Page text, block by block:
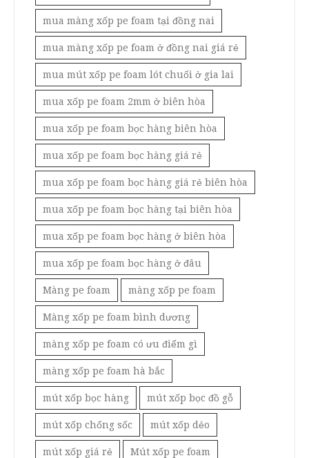
mua màng xốp pe foam tại đồng nai
mua màng xốp pe foam ở đồng nai giá rẻ
mua mút xốp pe foam lót chuối ở gia lai
mua xốp pe foam 2mm ở biên hòa
mua xốp pe foam bọc hàng biên hòa
mua xốp pe foam bọc hàng giá rẻ
mua xốp pe foam bọc hàng giá rẻ biên hòa
mua xốp pe foam bọc hàng tại biên hòa
mua xốp pe foam bọc hàng ở biên hòa
mua xốp pe foam bọc hàng ở đâu
Màng pe foam màng xốp pe foam
Màng xốp pe foam bình dương
màng xốp pe foam có ưu điểm gì
màng xốp pe foam hà bắc
mút xốp bọc hàng mút xốp bọc đồ gỗ
mút xốp chống sốc mút xốp dẻo
mút xốp giá rẻ Mút xốp pe foam